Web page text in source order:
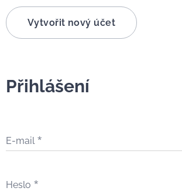
Vytvořit nový účet
Přihlášení
E-mail
Heslo